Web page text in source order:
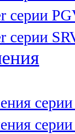
серии
серии